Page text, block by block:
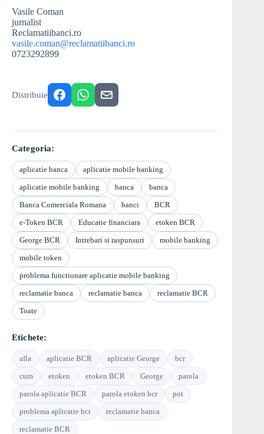
Vasile Coman
jurnalist
Reclamatiibanci.ro
vasile.coman@reclamatiibanci.ro
0723292899
Distribuie
Categoria:
aplicatie banca
aplicatie mobile banking
aplicatie mobile banking
banca
banca
Banca Comerciala Romana
banci
BCR
e-Token BCR
Educatie financiara
etoken BCR
George BCR
Intrebari si raspunsuri
mobile banking
mobile token
problema functionare aplicatie mobile banking
reclamatie banca
reclamatie banca
reclamatie BCR
Toate
Etichete:
afla aplicatie BCR aplicatie George
bcr
cum
etoken etoken BCR George
parola
parola aplicatie BCR
parola etoken bcr
pot
problema aplicatie bcr
reclamatie banca
reclamatie BCR